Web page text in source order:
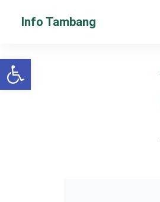
Info Tambang
Open toolbar